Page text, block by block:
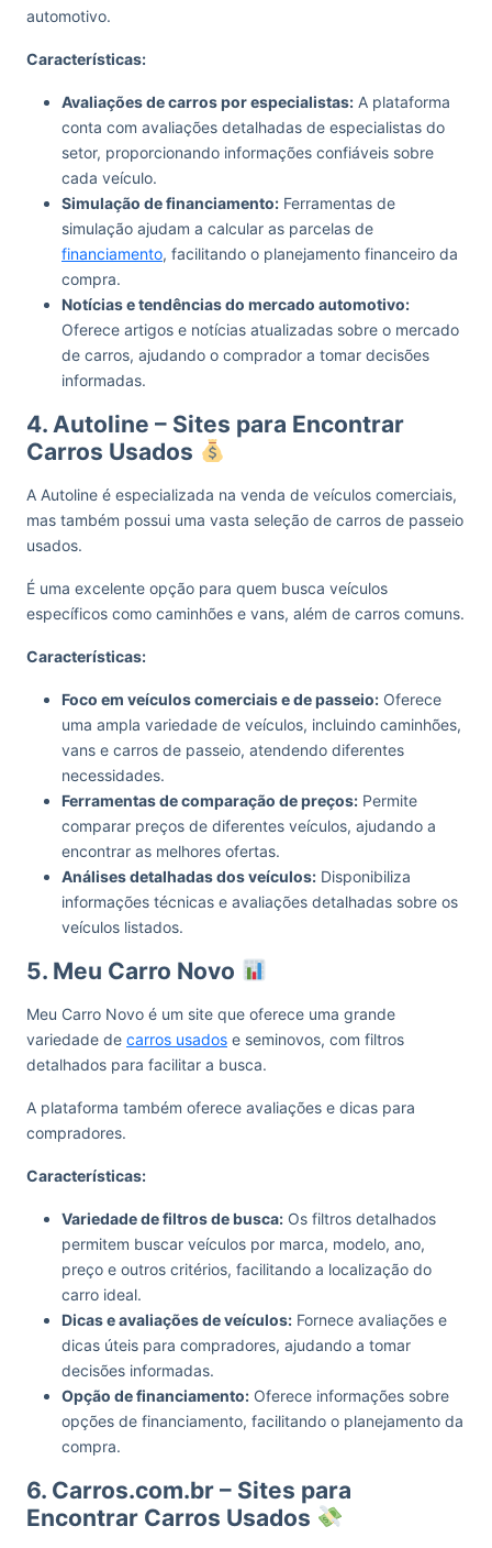
automotivo.
Características:
Avaliações de carros por especialistas: A plataforma
conta com avaliações detalhadas de especialistas do
setor, proporcionando informações confiáveis sobre
cada veículo.
Simulação de financiamento: Ferramentas de
simulação ajudam a calcular as parcelas de
financiamento, facilitando o planejamento financeiro da
compra.
Notícias e tendências do mercado automotivo:
Oferece artigos e notícias atualizadas sobre o mercado
de carros, ajudando o comprador a tomar decisões
informadas.
4. Autoline – Sites para Encontrar
Carros Usados
A Autoline é especializada na venda de veículos comerciais,
mas também possui uma vasta seleção de carros de passeio
usados.
É uma excelente opção para quem busca veículos
específicos como caminhões e vans, além de carros comuns.
Características:
Foco em veículos comerciais e de passeio: Oferece
uma ampla variedade de veículos, incluindo caminhões,
vans e carros de passeio, atendendo diferentes
necessidades.
Ferramentas de comparação de preços: Permite
comparar preços de diferentes veículos, ajudando a
encontrar as melhores ofertas.
Análises detalhadas dos veículos: Disponibiliza
informações técnicas e avaliações detalhadas sobre os
veículos listados.
5. Meu Carro Novo
Meu Carro Novo é um site que oferece uma grande
variedade de carros usados e seminovos, com filtros
detalhados para facilitar a busca.
A plataforma também oferece avaliações e dicas para
compradores.
Características:
Variedade de filtros de busca: Os filtros detalhados
permitem buscar veículos por marca, modelo, ano,
preço e outros critérios, facilitando a localização do
carro ideal.
Dicas e avaliações de veículos: Fornece avaliações e
dicas úteis para compradores, ajudando a tomar
decisões informadas.
Opção de financiamento: Oferece informações sobre
opções de financiamento, facilitando o planejamento da
compra.
6. Carros.com.br – Sites para
Encontrar Carros Usados